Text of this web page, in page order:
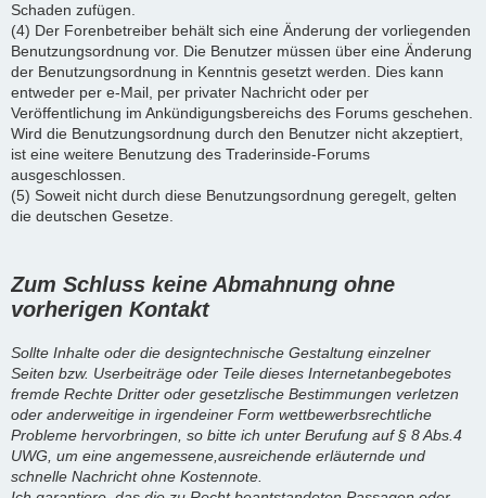
Schaden zufügen.
(4) Der Forenbetreiber behält sich eine Änderung der vorliegenden
Benutzungsordnung vor. Die Benutzer müssen über eine Änderung
der Benutzungsordnung in Kenntnis gesetzt werden. Dies kann
entweder per e-Mail, per privater Nachricht oder per
Veröffentlichung im Ankündigungsbereichs des Forums geschehen.
Wird die Benutzungsordnung durch den Benutzer nicht akzeptiert,
ist eine weitere Benutzung des Traderinside-Forums
ausgeschlossen.
(5) Soweit nicht durch diese Benutzungsordnung geregelt, gelten
die deutschen Gesetze.
Zum Schluss keine Abmahnung ohne
vorherigen Kontakt
Sollte Inhalte oder die designtechnische Gestaltung einzelner
Seiten bzw. Userbeiträge oder Teile dieses Internetanbegebotes
fremde Rechte Dritter oder gesetzlische Bestimmungen verletzen
oder anderweitige in irgendeiner Form wettbewerbsrechtliche
Probleme hervorbringen, so bitte ich unter Berufung auf § 8 Abs.4
UWG, um eine angemessene,ausreichende erläuternde und
schnelle Nachricht ohne Kostennote.